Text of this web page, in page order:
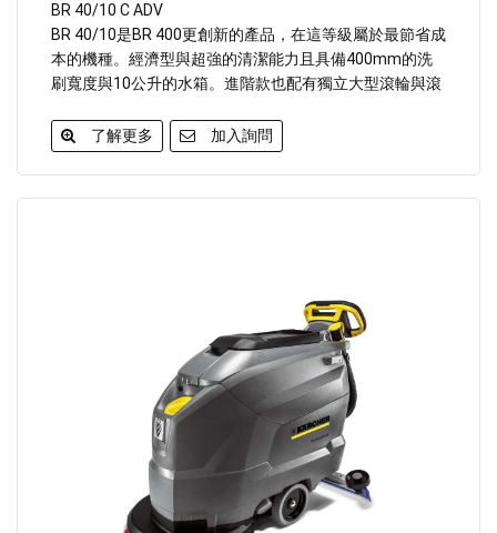
BR 40/10 C ADV
BR 40/10是BR 400更創新的產品，在這等級屬於最節省成
本的機種。經濟型與超強的清潔能力且具備400mm的洗
刷寬度與10公升的水箱。進階款也配有獨立大型滾輪與滾
了解更多
加入詢問